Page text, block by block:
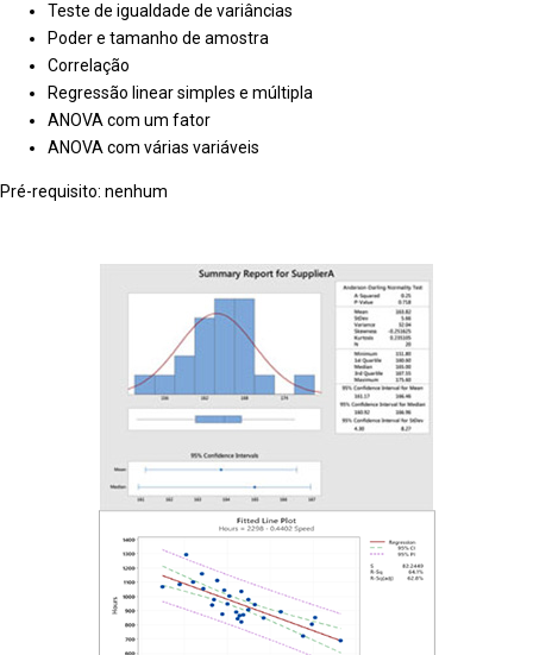
Teste de igualdade de variâncias
Poder e tamanho de amostra
Correlação
Regressão linear simples e múltipla
ANOVA com um fator
ANOVA com várias variáveis
Pré-requisito: nenhum